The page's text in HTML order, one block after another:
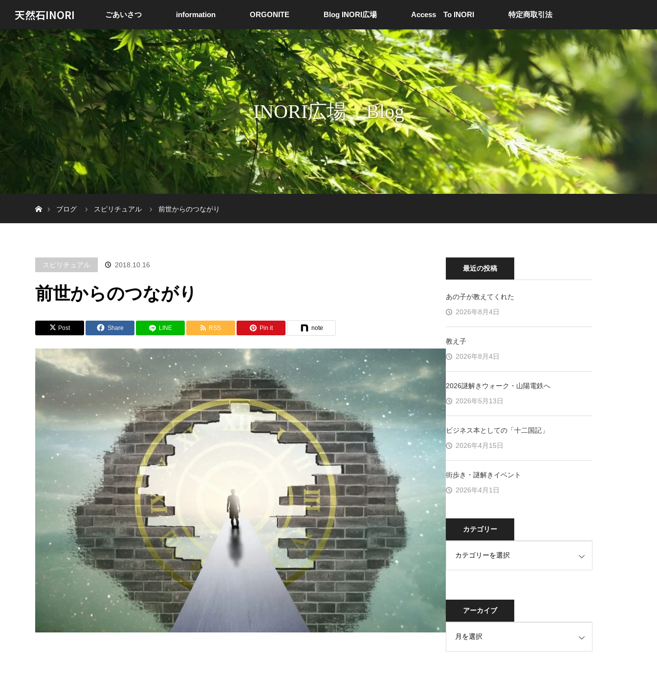
天然石INORI ごあいさつ information ORGONITE Blog INORI広場 Access To INORI 特定商取引法
INORI広場 Blog
ブログ
スピリチュアル 前世からのつながり
スピリチュアル 2018.10.16
前世からのつながり
Post Share LINE RSS Pin it note
最近の投稿
あの子が教えてくれた
2026年8月4日
教え子
2026年8月4日
2026謎解きウォーク・山陽電鉄へ
2026年5月13日
ビジネス本としての「十二国記」
2026年4月15日
街歩き・謎解きイベント
2026年4月1日
カテゴリー
アーカイブ